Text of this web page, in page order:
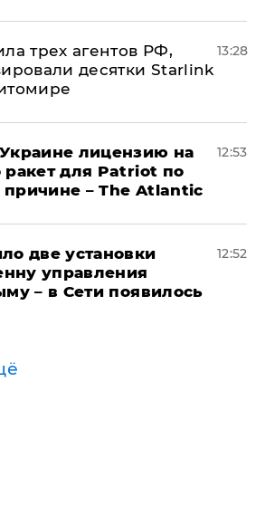
трех агентов РФ,
десятки Starlink
13:28
лицензию на
ракет для Patriot по
– The Atlantic
12:53
две установки
управления
– в Сети появилось
12:52